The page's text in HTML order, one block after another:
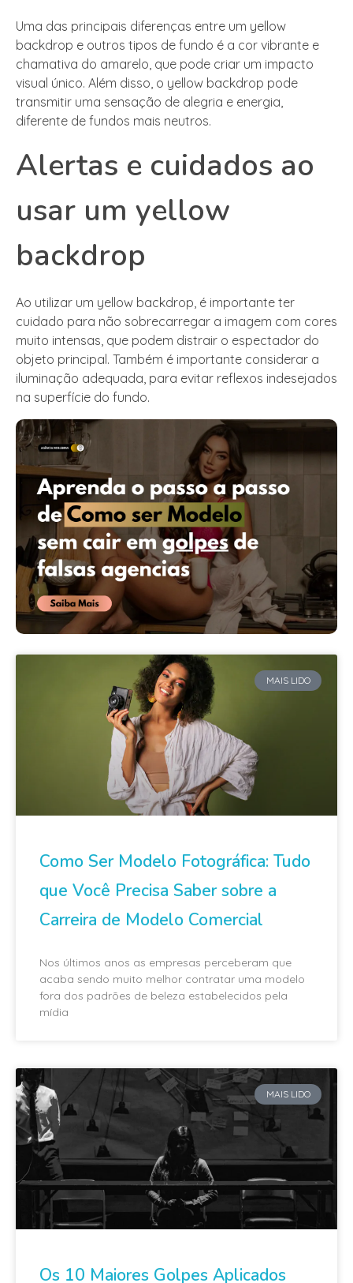
Uma das principais diferenças entre um yellow
backdrop e outros tipos de fundo é a cor vibrante e
chamativa do amarelo, que pode criar um impacto
visual único. Além disso, o yellow backdrop pode
transmitir uma sensação de alegria e energia,
diferente de fundos mais neutros.
Alertas e cuidados ao
usar um yellow
backdrop
Ao utilizar um yellow backdrop, é importante ter
cuidado para não sobrecarregar a imagem com cores
muito intensas, que podem distrair o espectador do
objeto principal. Também é importante considerar a
iluminação adequada, para evitar reflexos indesejados
na superfície do fundo.
MAIS LIDO
Como Ser Modelo Fotográfica: Tudo
que Você Precisa Saber sobre a
Carreira de Modelo Comercial
Nos últimos anos as empresas perceberam que
acaba sendo muito melhor contratar uma modelo
fora dos padrões de beleza estabelecidos pela
mídia
MAIS LIDO
Os 10 Maiores Golpes Aplicados